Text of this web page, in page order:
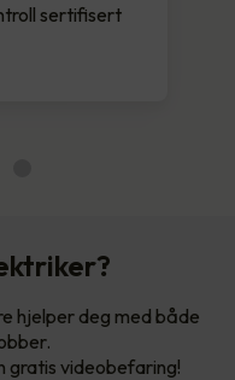
sertifisert
hjelper deg med både
gratis videobefaring!